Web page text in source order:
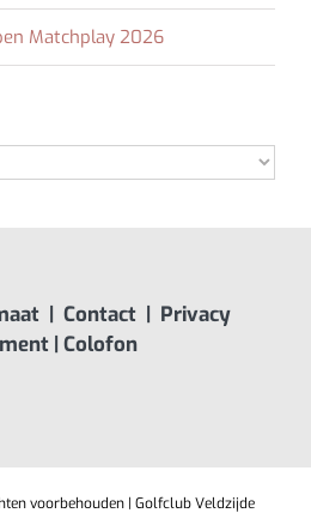
Matchplay 2026
| Contact| Privacy
| Colofon
voorbehouden | Golfclub Veldzijde